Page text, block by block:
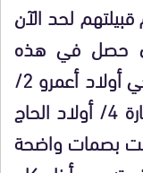
لحد الآن
حصل في هذه
الأحياء، نذكرعلى سبيل المثال 1/ حي أولاد أعمرو 2/
حي أولا د سيدي علي3/ حي الزكارة 4/ أولاد الحاج
بصمات واضحة